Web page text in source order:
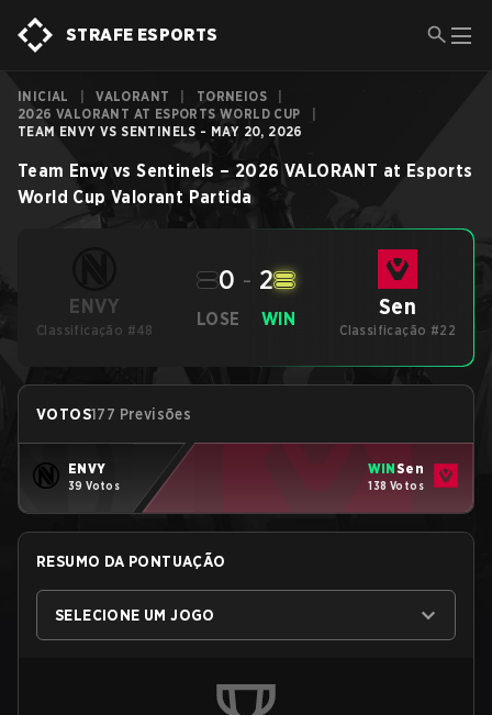
STRAFE ESPORTS
INICIAL VALORANT TORNEIOS
2026 VALORANT AT ESPORTS WORLD CUP
TEAM ENVY VS SENTINELS - MAY 20, 2026
Team Envy vs Sentinels – 2026 VALORANT at Esports
World Cup Valorant Partida
ENVY
Classificação #48
LOSE
0 - 2
WIN Sen
Classificação #22
VOTOS177 Previsões
ENVY
39 Votos
WINSen
138 Votos
RESUMO DA PONTUAÇÃO
SELECIONE UM JOGO